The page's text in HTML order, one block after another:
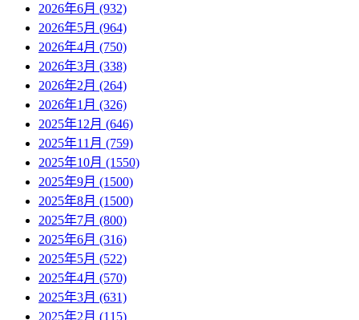
2026年6月 (932)
2026年5月 (964)
2026年4月 (750)
2026年3月 (338)
2026年2月 (264)
2026年1月 (326)
2025年12月 (646)
2025年11月 (759)
2025年10月 (1550)
2025年9月 (1500)
2025年8月 (1500)
2025年7月 (800)
2025年6月 (316)
2025年5月 (522)
2025年4月 (570)
2025年3月 (631)
2025年2月 (115)